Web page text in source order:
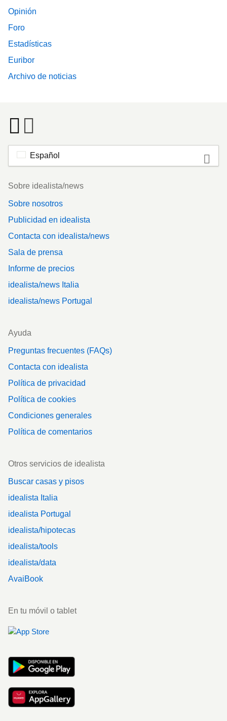
Opinión
Foro
Estadísticas
Euribor
Archivo de noticias
Español
Footer
Sobre idealista/news
Sobre nosotros
Publicidad en idealista
Contacta con idealista/news
Sala de prensa
Informe de precios
idealista/news Italia
idealista/news Portugal
Ayuda
Preguntas frecuentes (FAQs)
Contacta con idealista
Política de privacidad
Política de cookies
Condiciones generales
Política de comentarios
Otros servicios de idealista
Buscar casas y pisos
idealista Italia
idealista Portugal
idealista/hipotecas
idealista/tools
idealista/data
AvaiBook
En tu móvil o tablet